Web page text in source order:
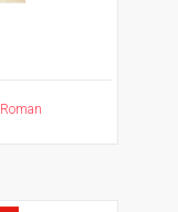
Roman